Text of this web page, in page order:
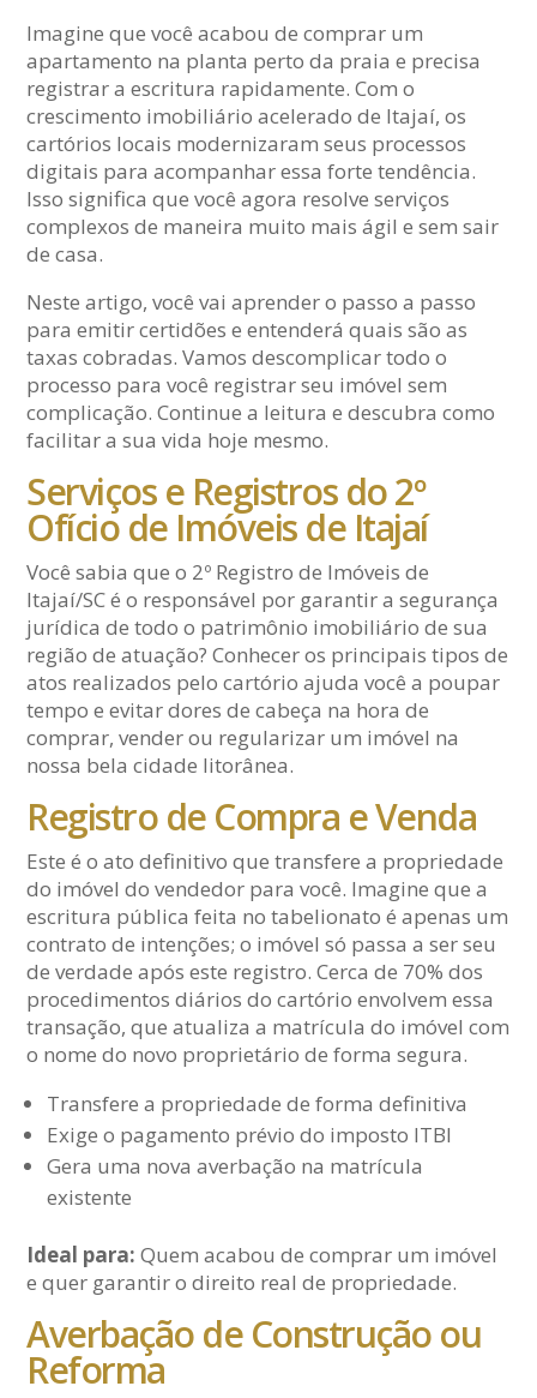
Imagine que você acabou de comprar um
apartamento na planta perto da praia e precisa
registrar a escritura rapidamente. Com o
crescimento imobiliário acelerado de Itajaí, os
cartórios locais modernizaram seus processos
digitais para acompanhar essa forte tendência.
Isso significa que você agora resolve serviços
complexos de maneira muito mais ágil e sem sair
de casa.
Neste artigo, você vai aprender o passo a passo
para emitir certidões e entenderá quais são as
taxas cobradas. Vamos descomplicar todo o
processo para você registrar seu imóvel sem
complicação. Continue a leitura e descubra como
facilitar a sua vida hoje mesmo.
Serviços e Registros do 2º
Ofício de Imóveis de Itajaí
Você sabia que o 2º Registro de Imóveis de
Itajaí/SC é o responsável por garantir a segurança
jurídica de todo o patrimônio imobiliário de sua
região de atuação? Conhecer os principais tipos de
atos realizados pelo cartório ajuda você a poupar
tempo e evitar dores de cabeça na hora de
comprar, vender ou regularizar um imóvel na
nossa bela cidade litorânea.
Registro de Compra e Venda
Este é o ato definitivo que transfere a propriedade
do imóvel do vendedor para você. Imagine que a
escritura pública feita no tabelionato é apenas um
contrato de intenções; o imóvel só passa a ser seu
de verdade após este registro. Cerca de 70% dos
procedimentos diários do cartório envolvem essa
transação, que atualiza a matrícula do imóvel com
o nome do novo proprietário de forma segura.
Transfere a propriedade de forma definitiva
Exige o pagamento prévio do imposto ITBI
Gera uma nova averbação na matrícula
existente
Ideal para: Quem acabou de comprar um imóvel
e quer garantir o direito real de propriedade.
Averbação de Construção ou
Reforma